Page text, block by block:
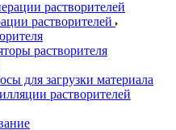
растворителей
растворителя
для загрузки материала
растворителей